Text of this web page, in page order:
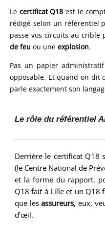
Le certificat Q18 est le
rédigé selon un référentiel
passe vos circuits au
de feu ou une explosion.
Pas un papier
opposable. Et quand on dit
parle exactement son
Le rôle du référentiel
Derrière le certificat Q18
(le Centre National de
et la forme du rapport,
Q18 fait à Lille et un Q18
que lesassureurs, eux,
d’œil.